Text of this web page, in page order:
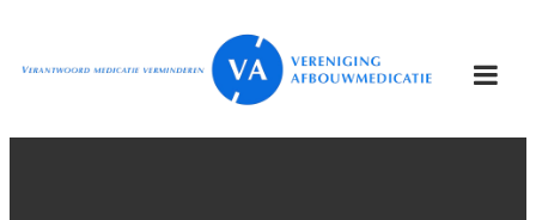
naar
inhoud
Vereniging
Afbouwmedicatie
Verantwoord afbouwen